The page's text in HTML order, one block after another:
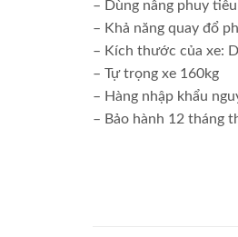
– Dùng nâng phuy
– Khả năng quay đổ
– Kích thước của xe:
– Tự trọng xe 160kg
– Hàng nhập khẩu
– Bảo hành 12 tháng